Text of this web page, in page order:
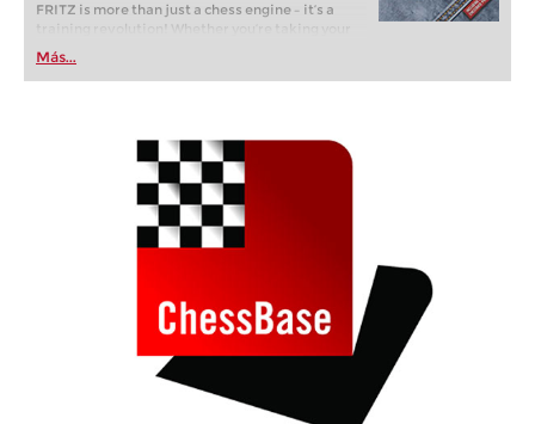
FRITZ is more than just a chess engine – it’s a
training revolution! Whether you’re taking your
first steps into the world of club chess, or already
playing at a tournament level: with FRITZ, you can
train more efficiently, intelligently and with a
Más...